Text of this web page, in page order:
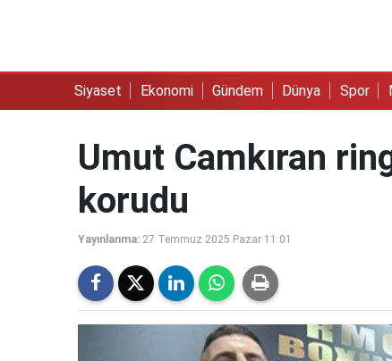
Siyaset Ekonomi Gündem Dünya Spor
Umut Camkıran
korudu
Yayınlanma: 27 Temmuz 2025 Pazar 11:01